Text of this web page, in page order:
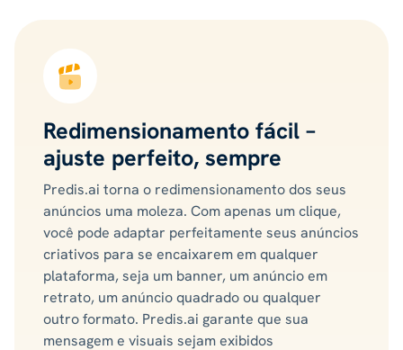
Redimensionamento fácil –
ajuste perfeito, sempre
Predis.ai torna o redimensionamento dos seus
anúncios uma moleza. Com apenas um clique,
você pode adaptar perfeitamente seus anúncios
criativos para se encaixarem em qualquer
plataforma, seja um banner, um anúncio em
retrato, um anúncio quadrado ou qualquer
outro formato. Predis.ai garante que sua
mensagem e visuais sejam exibidos